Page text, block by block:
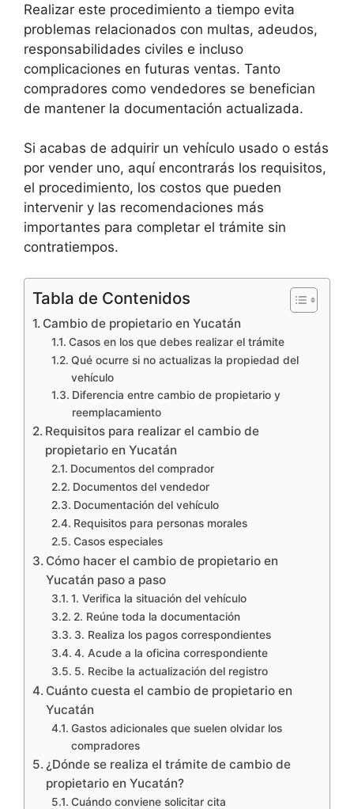
Realizar este procedimiento a tiempo evita
problemas relacionados con multas, adeudos,
responsabilidades civiles e incluso
complicaciones en futuras ventas. Tanto
compradores como vendedores se benefician
de mantener la documentación actualizada.
Si acabas de adquirir un vehículo usado o estás
por vender uno, aquí encontrarás los requisitos,
el procedimiento, los costos que pueden
intervenir y las recomendaciones más
importantes para completar el trámite sin
contratiempos.
Tabla de Contenidos
Cambio de propietario en Yucatán
Casos en los que debes realizar el trámite
Qué ocurre si no actualizas la propiedad del
vehículo
Diferencia entre cambio de propietario y
reemplacamiento
Requisitos para realizar el cambio de
propietario en Yucatán
Documentos del comprador
Documentos del vendedor
Documentación del vehículo
Requisitos para personas morales
Casos especiales
Cómo hacer el cambio de propietario en
Yucatán paso a paso
1. Verifica la situación del vehículo
2. Reúne toda la documentación
3. Realiza los pagos correspondientes
4. Acude a la oficina correspondiente
5. Recibe la actualización del registro
Cuánto cuesta el cambio de propietario en
Yucatán
Gastos adicionales que suelen olvidar los
compradores
¿Dónde se realiza el trámite de cambio de
propietario en Yucatán?
Cuándo conviene solicitar cita